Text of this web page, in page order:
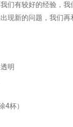
们有较好的经验，我
现新的问题，我们再
明
4杯）